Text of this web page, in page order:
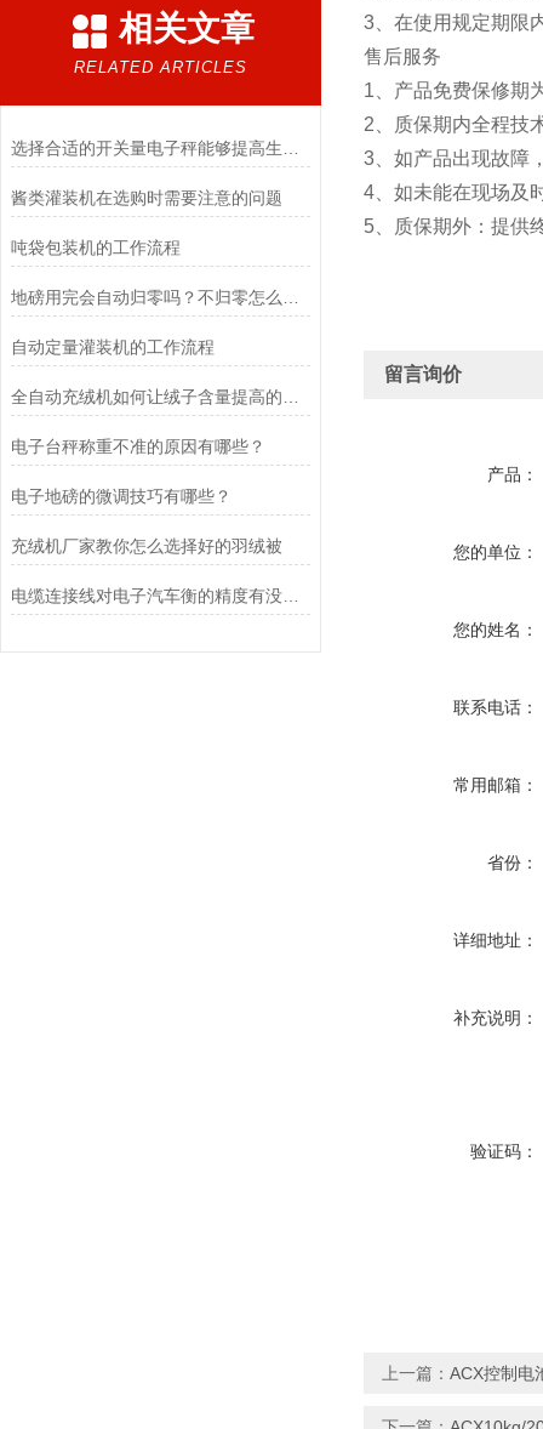
相关文章
RELATED ARTICLES
酱类灌装机在选购时需要注意的问题
吨袋包装机的工作流程
自动定量灌装机的工作流程
电子台秤称重不准的原因有哪些？
电子地磅的微调技巧有哪些？
充绒机厂家教你怎么选择好的羽绒被
电缆连接线对电子汽车衡的精度有没有影响呢
3、在使用规定期限
售后服务
1、产品免费保修期
2、质保期内全
3、如产品出现故障
4、如未能在现场及
5、质保期外：提供
留言询价
产品：
您的单位：
您的姓名：
联系电话：
常用邮箱：
省份：
详细地址：
补充说明：
验证码：
上一篇： ACX控制电